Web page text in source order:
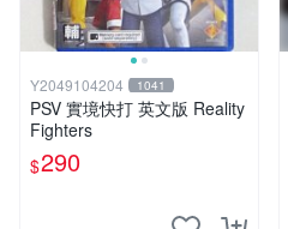
Y2049104204 1041
PSV 實境快打 英文版 Reality
Fighters
$290